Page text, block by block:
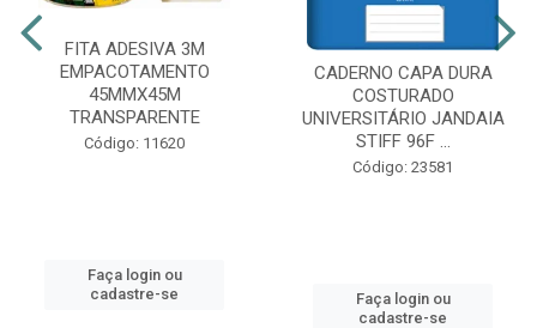
FITA ADESIVA 3M
EMPACOTAMENTO
45MMX45M
TRANSPARENTE
Código: 11620
Faça login ou
cadastre-se
CADERNO CAPA DURA
COSTURADO
UNIVERSITÁRIO JANDAIA
STIFF 96F ...
Código: 23581
Faça login ou
cadastre-se